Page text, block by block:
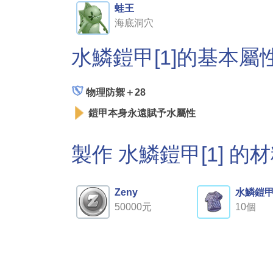
蛙王
海底洞穴
水鱗鎧甲[1]的基本屬
物理防禦＋28
鎧甲本身永遠賦予水屬性
製作 水鱗鎧甲[1] 的
Zeny
50000元
水鱗鎧甲
10個